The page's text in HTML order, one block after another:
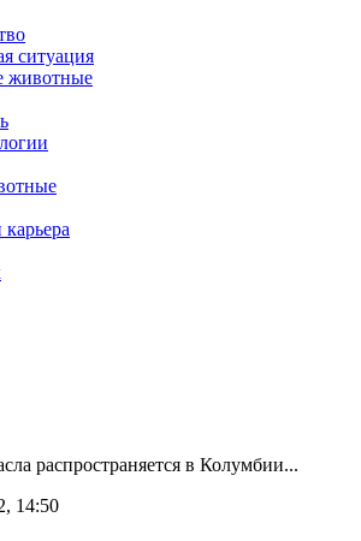
ситуация
животные
распространяется в Колумбии...
14:50